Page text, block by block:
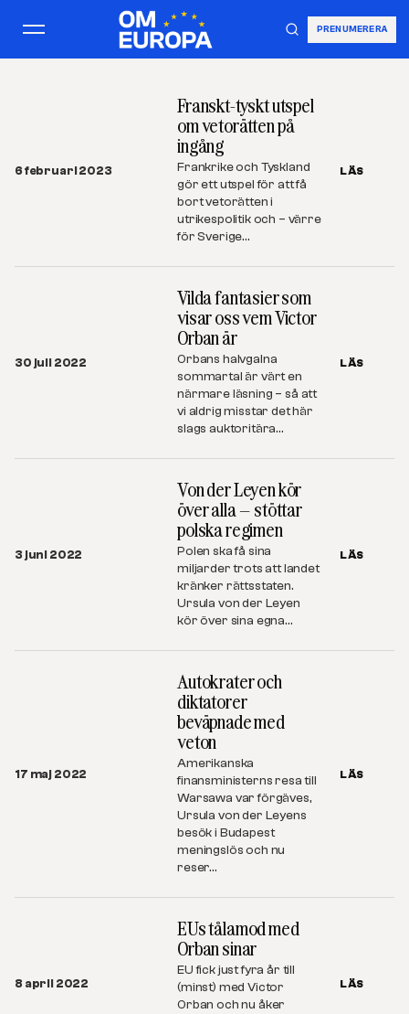
PRENUMERERA
6 februari 2023
Franskt-tyskt utspel
om vetorätten på
ingång
Frankrike och Tyskland
gör ett utspel för att få
bort vetorätten i
utrikespolitik och – värre
för Sverige…
LÄS
30 juli 2022
Vilda fantasier som
visar oss vem Victor
Orban är
Orbans halvgalna
sommartal är värt en
närmare läsning – så att
vi aldrig misstar det här
slags auktoritära…
LÄS
3 juni 2022
Von der Leyen kör
över alla – stöttar
polska regimen
Polen ska få sina
miljarder trots att landet
kränker rättsstaten.
Ursula von der Leyen
kör över sina egna…
LÄS
17 maj 2022
Autokrater och
diktatorer
beväpnade med
veton
Amerikanska
finansministerns resa till
Warsawa var förgäves,
Ursula von der Leyens
besök i Budapest
meningslös och nu
reser…
LÄS
8 april 2022
EUs tålamod med
Orban sinar
EU fick just fyra år till
(minst) med Victor
Orban och nu åker
LÄS